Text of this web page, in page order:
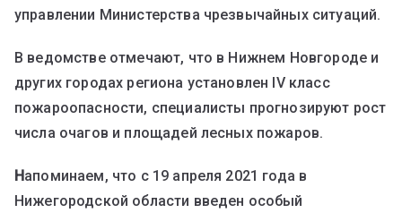
управлении Министерства чрезвычайных ситуаций.
В ведомстве отмечают, что в Нижнем Новгороде и
других городах региона установлен IV класс
пожароопасности, специалисты прогнозируют рост
числа очагов и площадей лесных пожаров.
Напоминаем, что с 19 апреля 2021 года в
Нижегородской области введен особый